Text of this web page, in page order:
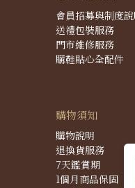
會員招募與制度
送禮包裝服務
門市維修服務
購鞋貼心全配件
購物須知
購物說明
退換貨服務
7天鑑賞期
1個月商品保固